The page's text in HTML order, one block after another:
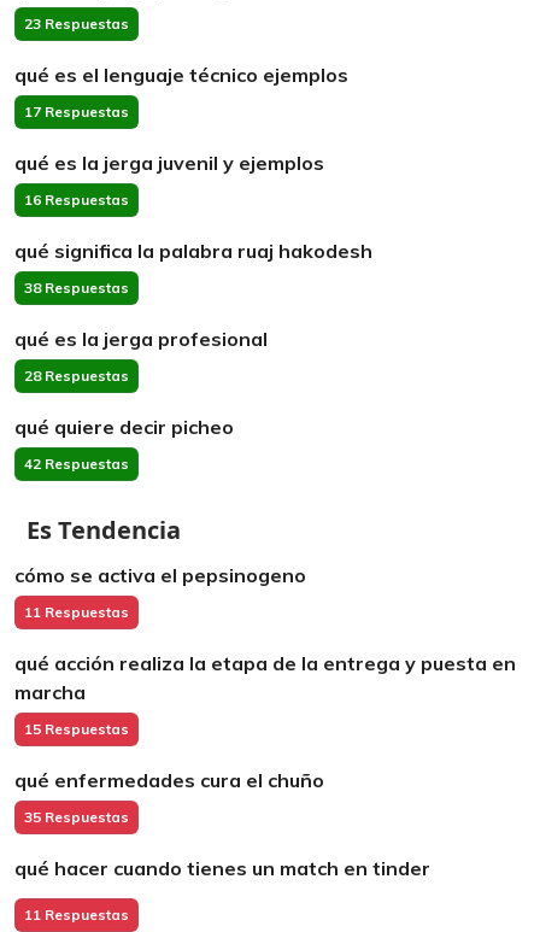
23 Respuestas
qué es el lenguaje técnico ejemplos
17 Respuestas
qué es la jerga juvenil y ejemplos
16 Respuestas
qué significa la palabra ruaj hakodesh
38 Respuestas
qué es la jerga profesional
28 Respuestas
qué quiere decir picheo
42 Respuestas
Es Tendencia
cómo se activa el pepsinogeno
11 Respuestas
qué acción realiza la etapa de la entrega y puesta en
marcha
15 Respuestas
qué enfermedades cura el chuño
35 Respuestas
qué hacer cuando tienes un match en tinder
11 Respuestas